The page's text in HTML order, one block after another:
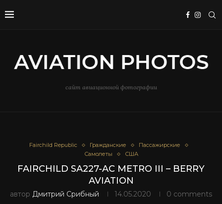
сайт авиационной фотографии
Fairchild Republic Гражданские
Пассажирские
Самолеты
США
FAIRCHILD SA227-AC METRO III – BERRY
AVIATION
автор Дмитрий Срибный 14.05.2020 0 comments